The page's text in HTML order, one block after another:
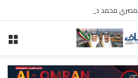
محمد صلاح في طرابزون التركي